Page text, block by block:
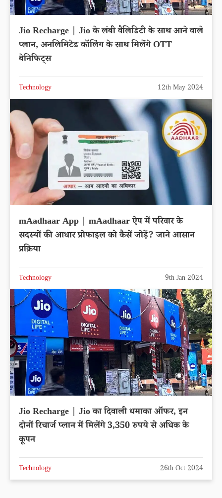
Jio Recharge | Jio के लंबी वैलिडिटी के साथ आने वाले
प्लान, अनलिमिटेड कॉलिंग के साथ मिलेंगे OTT
बेनिफिट्स
Technology 12th May 2024
mAadhaar App | mAadhaar ऐप में परिवार के
सदस्यों की आधार प्रोफाइल को कैसें जोड़ें? जाने आसान
प्रक्रिया
Technology 9th Jan 2024
Jio Recharge | Jio का दिवाली धमाका ऑफर, इन
दोनों रिचार्ज प्लान में मिलेंगे 3,350 रुपये से अधिक के
कूपन
Technology 26th Oct 2024